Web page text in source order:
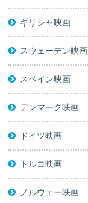
ギリシャ映画
スウェーデン映画
スペイン映画
デンマーク映画
ドイツ映画
トルコ映画
ノルウェー映画